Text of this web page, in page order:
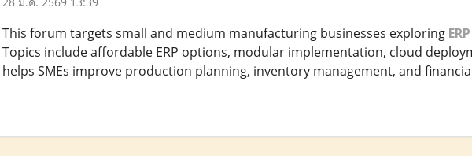
This forum targets small and medium manufacturing businesses exploring
Topics include affordable ERP options, modular implementation, cloud
helps SMEs improve production planning, inventory management, and